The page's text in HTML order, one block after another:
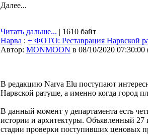
Далее...
Читать дальше... | 1610 байт
Нарва : + ФОТО: Реставрация Нарвской
Автор: MONMOON в 08/10/2020 07:30:00
В редакцию Narva Elu поступают
Нарвской ратуше, а именно когда город
В данный момент у департамента есть
истории и архитектуры. Объявленный 27
стадии проверки поступивших ценовых